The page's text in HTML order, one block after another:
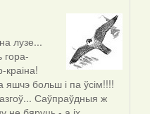
лузе...
гора-
яшчэ больш і па ўсім!!!!
Саўпраўдныя ж